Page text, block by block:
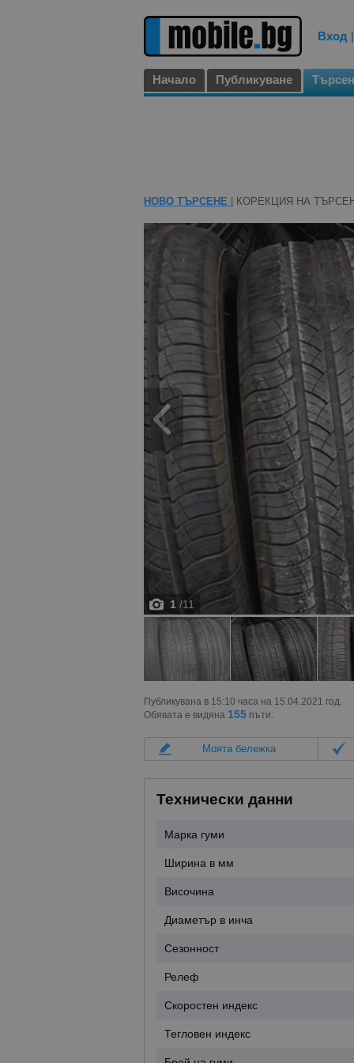
Вход |
Начало Публикуване
НОВО ТЪРСЕНЕ | КОРЕКЦИЯ НА
1 /11
Публикувана в 15:10 часа на 15.04.2021 год.
Обявата е видяна 155 пъти.
Моята бележка
Технически данни
Марка гуми
Ширина в мм
Височина
Диаметър в инча
Сезонност
Релеф
Скоростен индекс
Тегловен индекс